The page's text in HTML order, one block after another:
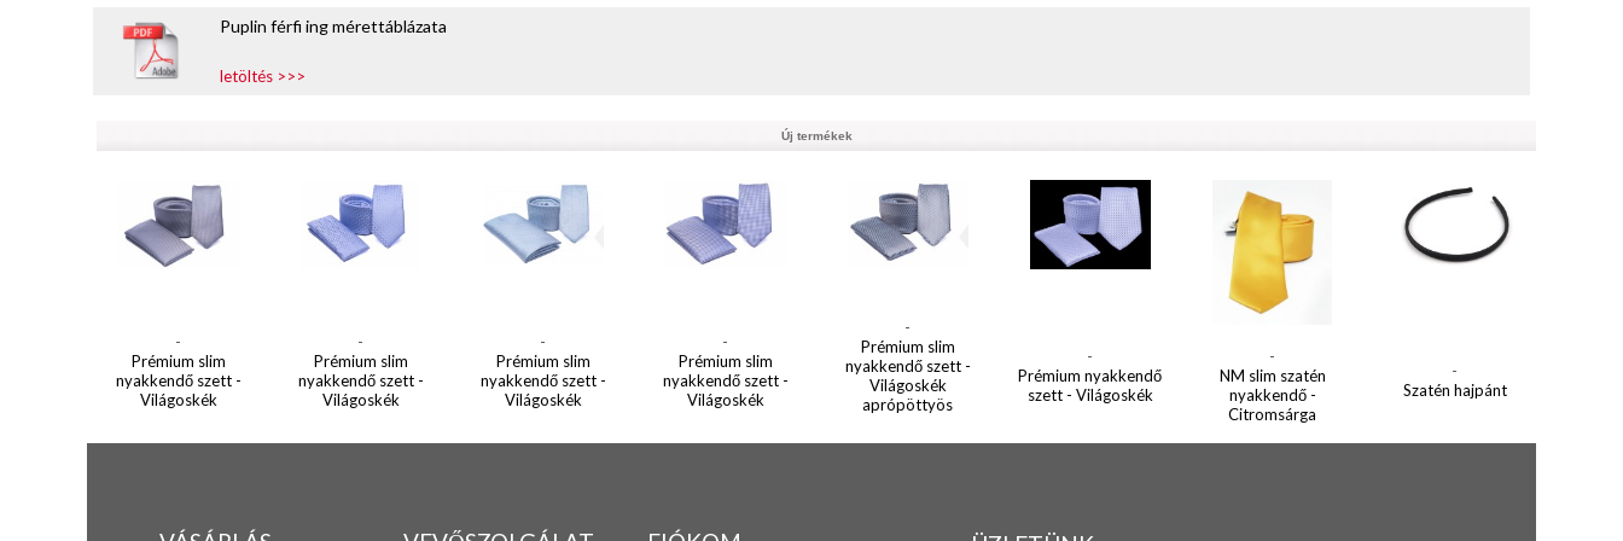
Puplin férfi ing mérettáblázata
letöltés >>>
Új termékek
-
Prémium slim
nyakkendő szett -
Világoskék
-
Prémium slim
nyakkendő szett -
Világoskék
-
Prémium slim
nyakkendő szett -
Világoskék
-
Prémium slim
nyakkendő szett -
Világoskék
-
Prémium slim
nyakkendő szett -
Világoskék
aprópöttyös
-
Prémium nyakkendő
szett - Világoskék
-
NM slim szatén
nyakkendő -
Citromsárga
-
Szatén hajpánt